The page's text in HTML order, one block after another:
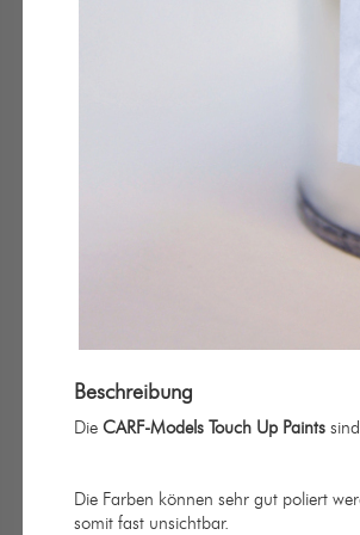
Beschreibung
Die CARF-Models Touch Up Paints
Die Farben können sehr gut poliert
somit fast unsichtbar.